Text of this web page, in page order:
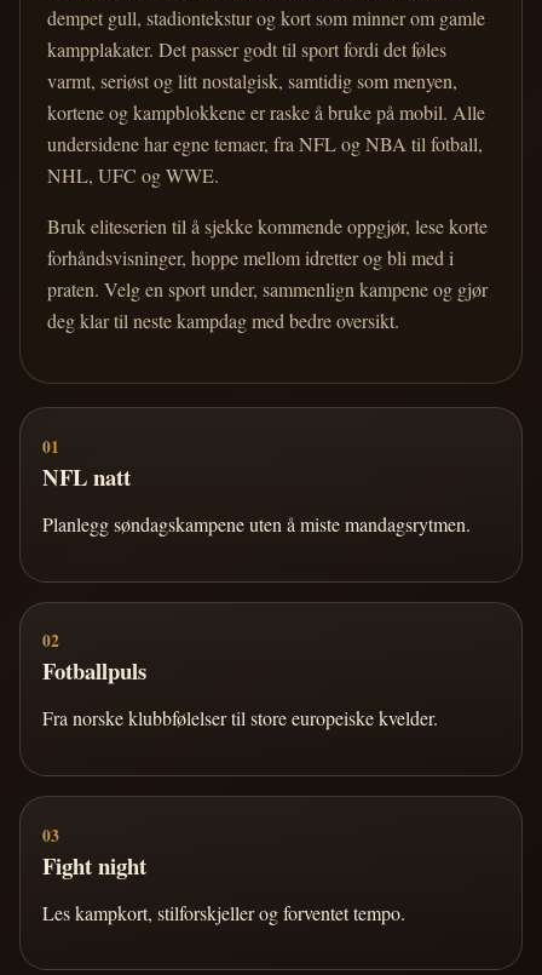
dempet gull, stadiontekstur og kort som minner om gamle
kampplakater. Det passer godt til sport fordi det føles
varmt, seriøst og litt nostalgisk, samtidig som menyen,
kortene og kampblokkene er raske å bruke på mobil. Alle
undersidene har egne temaer, fra NFL og NBA til fotball,
NHL, UFC og WWE.
Bruk eliteserien til å sjekke kommende oppgjør, lese korte
forhåndsvisninger, hoppe mellom idretter og bli med i
praten. Velg en sport under, sammenlign kampene og gjør
deg klar til neste kampdag med bedre oversikt.
01
NFL natt
Planlegg søndagskampene uten å miste mandagsrytmen.
02
Fotballpuls
Fra norske klubbfølelser til store europeiske kvelder.
03
Fight night
Les kampkort, stilforskjeller og forventet tempo.